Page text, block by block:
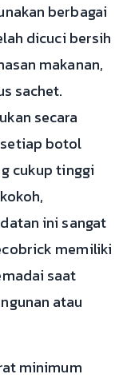
berbagai
dicuci bersih
makanan,
sachet.
secara
botol
cukup tinggi
ini sangat
memiliki
saat
atau
minimum